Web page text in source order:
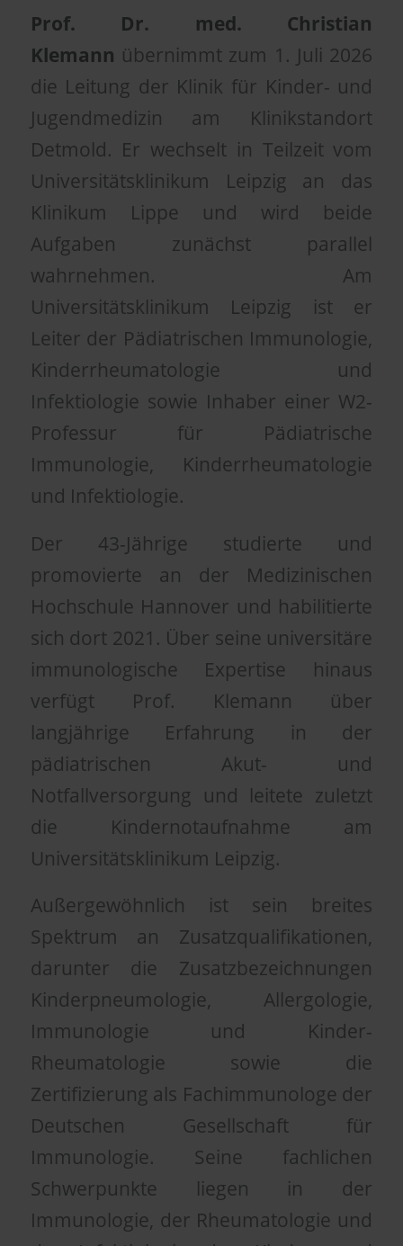
Prof. Dr. med. Christian
Klemann übernimmt zum 1. Juli 2026
die Leitung der Klinik für Kinder- und
Jugendmedizin am Klinikstandort
Detmold. Er wechselt in Teilzeit vom
Universitätsklinikum Leipzig an das
Klinikum Lippe und wird beide
Aufgaben zunächst parallel
wahrnehmen. Am
Universitätsklinikum Leipzig ist er
Leiter der Pädiatrischen Immunologie,
Kinderrheumatologie und
Infektiologie sowie Inhaber einer W2-
Professur für Pädiatrische
Immunologie, Kinderrheumatologie
und Infektiologie.
Der 43-Jährige studierte und
promovierte an der Medizinischen
Hochschule Hannover und habilitierte
sich dort 2021. Über seine universitäre
immunologische Expertise hinaus
verfügt Prof. Klemann über
langjährige Erfahrung in der
pädiatrischen Akut- und
Notfallversorgung und leitete zuletzt
die Kindernotaufnahme am
Universitätsklinikum Leipzig.
Außergewöhnlich ist sein breites
Spektrum an Zusatzqualifikationen,
darunter die Zusatzbezeichnungen
Kinderpneumologie, Allergologie,
Immunologie und Kinder-
Rheumatologie sowie die
Zertifizierung als Fachimmunologe der
Deutschen Gesellschaft für
Immunologie. Seine fachlichen
Schwerpunkte liegen in der
Immunologie, der Rheumatologie und